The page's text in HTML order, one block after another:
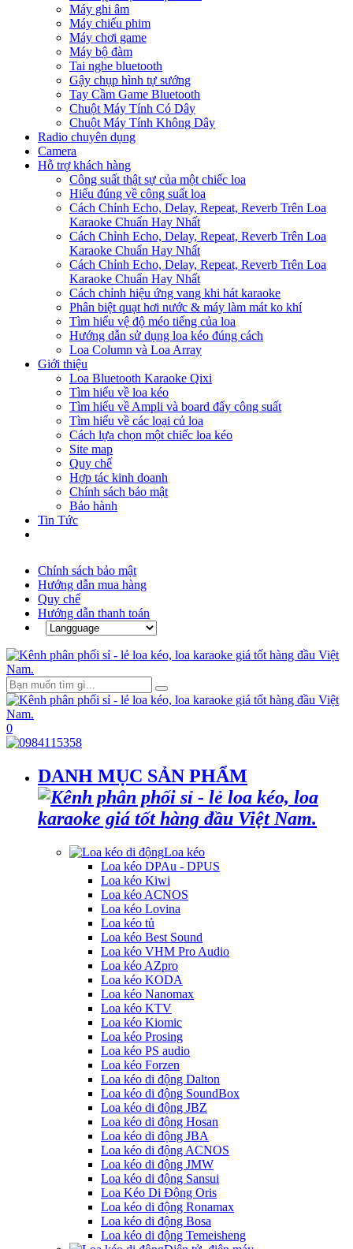
Máy ghi âm
Máy chiếu phim
Máy chơi game
Máy bộ đàm
Tai nghe bluetooth
Gậy chụp hình tự sướng
Tay Cầm Game Bluetooth
Chuột Máy Tính Có Dây
Chuột Máy Tính Không Dây
Radio chuyên dụng
Camera
Hỗ trợ khách hàng
Công suất thật sự của một chiếc loa
Hiểu đúng về công suất loa
Cách Chỉnh Echo, Delay, Repeat, Reverb Trên Loa
Karaoke Chuẩn Hay Nhất
Cách Chỉnh Echo, Delay, Repeat, Reverb Trên Loa
Karaoke Chuẩn Hay Nhất
Cách Chỉnh Echo, Delay, Repeat, Reverb Trên Loa
Karaoke Chuẩn Hay Nhất
Cách chỉnh hiệu ứng vang khi hát karaoke
Phân biệt quạt hơi nước & máy làm mát ko khí
Tìm hiểu vệ độ méo tiếng của loa
Hướng dẫn sử dụng loa kéo đúng cách
Loa Column và Loa Array
Giới thiệu
Loa Bluetooth Karaoke Qixi
Tìm hiểu về loa kéo
Tìm hiểu về Ampli và board đẩy công suất
Tìm hiểu về các loại củ loa
Cách lựa chọn một chiếc loa kéo
Site map
Quy chế
Hợp tác kinh doanh
Chính sách bảo mật
Bảo hành
Tin Tức
Chính sách bảo mật
Hướng dẫn mua hàng
Quy chế
Hướng dẫn thanh toán
0
DANH MỤC SẢN PHẨM
Loa kéo
Loa kéo DPAu - DPUS
Loa kéo Kiwi
Loa kéo ACNOS
Loa kéo Lovina
Loa kéo tủ
Loa kéo Best Sound
Loa kéo VHM Pro Audio
Loa kéo AZpro
Loa kéo KODA
Loa kéo Nanomax
Loa kéo KTV
Loa kéo Kiomic
Loa kéo Prosing
Loa kéo PS audio
Loa kéo Forzen
Loa kéo di động Dalton
Loa kéo di động SoundBox
Loa kéo di động JBZ
Loa kéo di động Hosan
Loa kéo di động JBA
Loa kéo di động ACNOS
Loa kéo di động JMW
Loa kéo di động Sansui
Loa Kéo Di Động Oris
Loa kéo di động Ronamax
Loa kéo di động Bosa
Loa kéo di động Temeisheng